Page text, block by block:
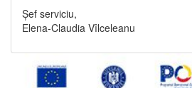
Șef serviciu,
Elena-Claudia Vîlceleanu